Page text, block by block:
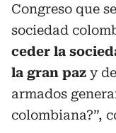
Congreso que
sociedad
ceder la
la gran paz y
armados
colombiana?”,